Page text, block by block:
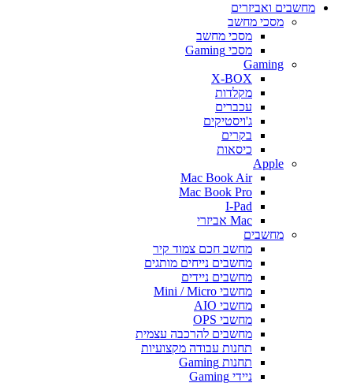
ואביזרים
מסכי מחשב
מסכי מחשב
Gaming
X-BOX
מקלדות
עכברים
ג'ויסטיקים
בקרים
כיסאות
Apple
Mac Book Air
Mac Book Pro
מחשבים
מחשב חכם צמוד קיר
מחשבים נייחים מותגים
מחשבים ניידים
מחשבי Mini / Micro
מחשבי AIO
מחשבי OPS
מחשבים להרכבה עצמית
תחנות עבודה מקצועיות
תחנות Gaming